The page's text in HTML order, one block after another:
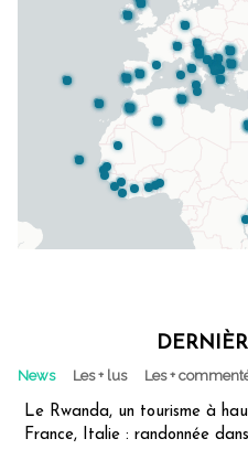
News Les + lus Les +
Le Rwanda, un tourisme à
France, Italie : randonnée